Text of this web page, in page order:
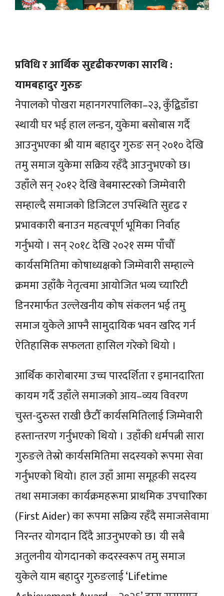
प्रविधि र आर्थिक सुदृढीकरणका सारथि :
यामबहादुर गुरुङ
नेपालको पोखरा महानगरपालिका–२३, कुँद्बिडाँडा
स्थायी घर भई हाल लन्डन, युकेमा बसोबास गर्दै
आउनुभएका श्री याम बहादुर गुरुङ सन् २०१० देखि
तमु समाज युकेमा सक्रिय रहँदै आउनुभएको छ।
उहाँले सन् २०१२ देखि वेबमास्टरको जिम्मेवारी
सम्हाल्दै समाजको डिजिटल उपस्थिति सुदृढ र
प्रभावकारी बनाउन महत्वपूर्ण भूमिका निर्वाह
गर्नुभयो । सन् २०१८ देखि २०२१ सम्म पाँचौँ
कार्यसमितिमा कोषाध्यक्षको जिम्मेवारी सम्हाल्ने
क्रममा उहाँकै नेतृत्वमा आयोजित भव्य च्यारिटी
डिनरमार्फत उल्लेखनीय कोष संकलन भई तमु
समाज युकेले आफ्नै सामुदायिक भवन खरिद गर्न
ऐतिहासिक सफलता हासिल गरेको थियो ।
आर्थिक कारोबारमा उच्च पारदर्शिता र इमानदारिता
कायम गर्दै उहाँले समाजको आय–व्यय विवरण
चुस्त-दुरुस्त राखी छैटौँ कार्यसमितिलाई जिम्मेवारी
हस्तान्तरण गर्नुभएको थियो । उहाँकी धर्मपत्नी सारा
गुरुङले तेस्रो कार्यसमितिमा सदस्यको रूपमा सेवा
गर्नुभएको थियो। हाल उहाँ आमा समूहकी सदस्य
तथा समाजका कार्यक्रमहरूमा प्राथमिक उपचारिका
(First Aider) का रूपमा सक्रिय रहँदै समाजसेवामा
निरन्तर योगदान दिँदै आउनुभएको छ। यी सबै
अतुलनीय योगदानको कदरस्वरूप तमु समाज
युकेले याम बहादुर गुरुङलाई ‘Lifetime